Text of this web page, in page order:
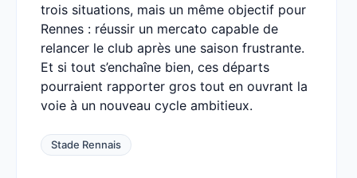
trois situations, mais un même objectif pour
Rennes : réussir un mercato capable de
relancer le club après une saison frustrante.
Et si tout s’enchaîne bien, ces départs
pourraient rapporter gros tout en ouvrant la
voie à un nouveau cycle ambitieux.
Stade Rennais